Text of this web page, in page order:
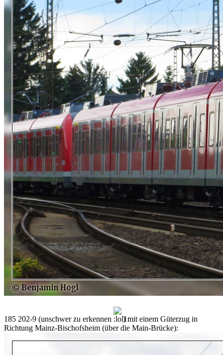
185 202-9 (unschwer zu erkennen
) mit einem Güterzug in
Richtung Mainz-Bischofsheim (über die Main-Brücke):